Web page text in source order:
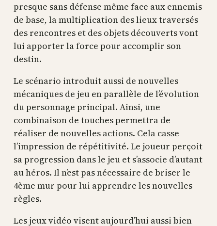
presque sans défense même face aux ennemis
de base, la multiplication des lieux traversés
des rencontres et des objets découverts vont
lui apporter la force pour accomplir son
destin.
Le scénario introduit aussi de nouvelles
mécaniques de jeu en parallèle de l’évolution
du personnage principal. Ainsi, une
combinaison de touches permettra de
réaliser de nouvelles actions. Cela casse
l’impression de répétitivité. Le joueur perçoit
sa progression dans le jeu et s’associe d’autant
au héros. Il n’est pas nécessaire de briser le
4ème mur pour lui apprendre les nouvelles
règles.
Les jeux vidéo visent aujourd’hui aussi bien